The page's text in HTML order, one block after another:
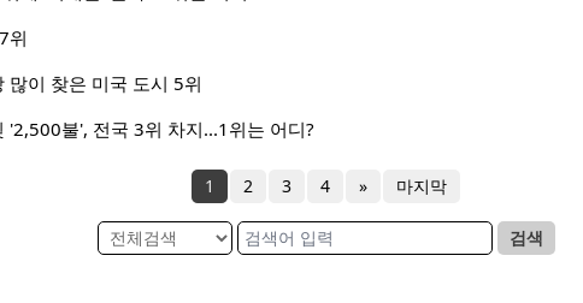
위
많이 찾은 미국 도시 5위
'2,500불', 전국 3위 차지...1위는 어디?
1 2 3 4 » 마지막
검색